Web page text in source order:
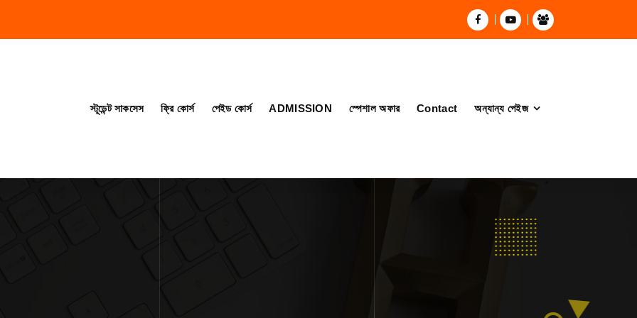
স্টূডেন্ট সাকসেস ফ্রি কোর্স পেইড কোর্স ADMISSION স্পেশাল অফার Contact অন্যান্য পেইজ